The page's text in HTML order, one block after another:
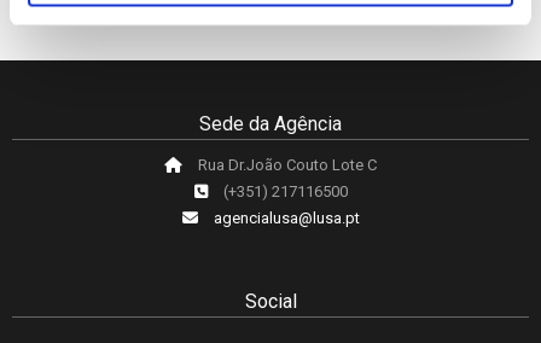
Sede da Agência
Rua Dr.João Couto Lote C
(+351) 217116500
agencialusa@lusa.pt
Social